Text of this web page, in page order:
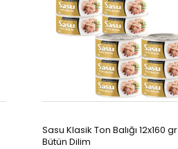
Sasu Klasik Ton Balığı 12x160 gr
Bütün Dilim